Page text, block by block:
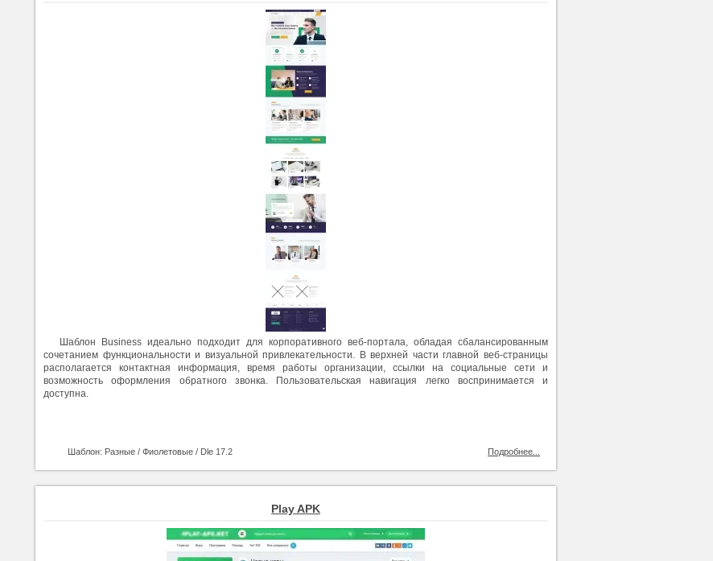
Шаблон Business идеально подходит для корпоративного веб-портала, обладая сбалансированным
сочетанием функциональности и визуальной привлекательности. В верхней части главной веб-страницы
располагается контактная информация, время работы организации, ссылки на социальные сети и
возможность оформления обратного звонка. Пользовательская навигация легко воспринимается и
доступна.
Шаблон: Разные / Фиолетовые / Dle 17.2 Подробнее...
Play APK